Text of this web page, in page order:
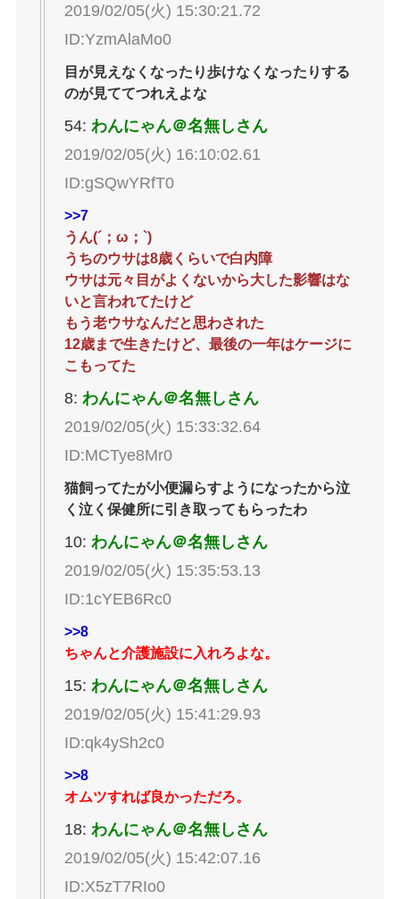
2019/02/05(火) 15:30:21.72
ID:YzmAlaMo0
目が見えなくなったり歩けなくなったりする
のが見ててつれえよな
54: わんにゃん＠名無しさん
2019/02/05(火) 16:10:02.61
ID:gSQwYRfT0
>>7
うん(´；ω；`)
うちのウサは8歳くらいで白内障
ウサは元々目がよくないから大した影響はな
いと言われてたけど
もう老ウサなんだと思わされた
12歳まで生きたけど、最後の一年はケージに
こもってた
8: わんにゃん＠名無しさん
2019/02/05(火) 15:33:32.64
ID:MCTye8Mr0
猫飼ってたが小便漏らすようになったから泣
く泣く保健所に引き取ってもらったわ
10: わんにゃん＠名無しさん
2019/02/05(火) 15:35:53.13
ID:1cYEB6Rc0
>>8
ちゃんと介護施設に入れろよな。
15: わんにゃん＠名無しさん
2019/02/05(火) 15:41:29.93
ID:qk4ySh2c0
>>8
オムツすれば良かっただろ。
18: わんにゃん＠名無しさん
2019/02/05(火) 15:42:07.16
ID:X5zT7RIo0